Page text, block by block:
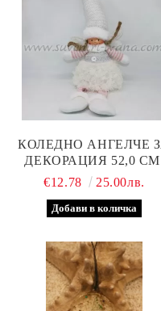
КОЛЕДНО АНГЕЛЧЕ
ДЕКОРАЦИЯ 52,0
МОДЕЛ ДВЕ
€12.78 25.00лв.